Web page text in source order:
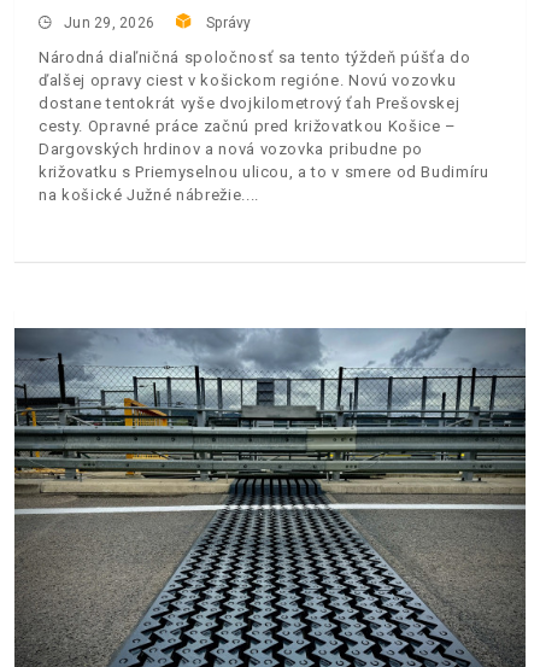
Jun 29, 2026 Správy
Národná diaľničná spoločnosť sa tento týždeň púšťa do
ďalšej opravy ciest v košickom regióne. Novú vozovku
dostane tentokrát vyše dvojkilometrový ťah Prešovskej
cesty. Opravné práce začnú pred križovatkou Košice –
Dargovských hrdinov a nová vozovka pribudne po
križovatku s Priemyselnou ulicou, a to v smere od Budimíru
na košické Južné nábrežie.